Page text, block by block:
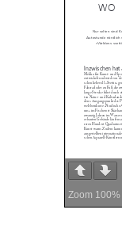
Zoom 100%